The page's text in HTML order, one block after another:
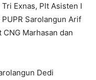
Exnas, Plt Asisten I
Sarolangun Arif
Marhasan dan
Dedi